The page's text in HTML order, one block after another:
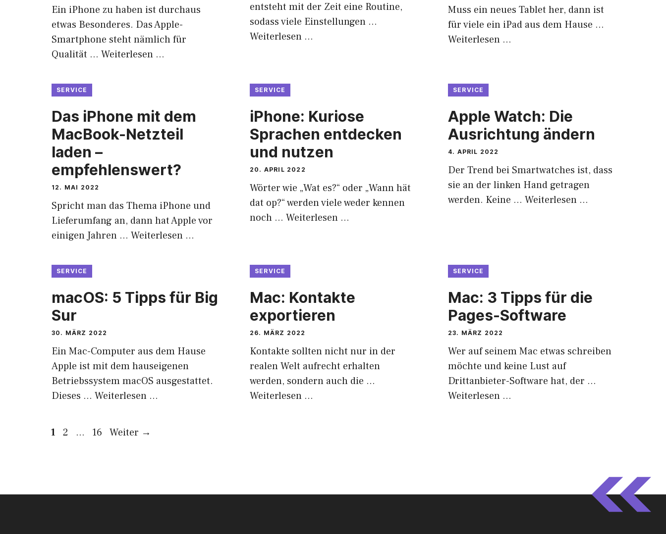
Ein iPhone zu haben ist durchaus
etwas Besonderes. Das Apple-
Smartphone steht nämlich für
Qualität … Weiterlesen …
entsteht mit der Zeit eine Routine,
sodass viele Einstellungen …
Weiterlesen …
Muss ein neues Tablet her, dann ist
für viele ein iPad aus dem Hause …
Weiterlesen …
SERVICE
Das iPhone mit dem
MacBook-Netzteil
laden –
empfehlenswert?
12. MAI 2022
Spricht man das Thema iPhone und
Lieferumfang an, dann hat Apple vor
einigen Jahren … Weiterlesen …
SERVICE
iPhone: Kuriose
Sprachen entdecken
und nutzen
20. APRIL 2022
Wörter wie „Wat es?“ oder „Wann hät
dat op?“ werden viele weder kennen
noch … Weiterlesen …
SERVICE
Apple Watch: Die
Ausrichtung ändern
4. APRIL 2022
Der Trend bei Smartwatches ist, dass
sie an der linken Hand getragen
werden. Keine … Weiterlesen …
SERVICE
macOS: 5 Tipps für Big
Sur
30. MÄRZ 2022
Ein Mac-Computer aus dem Hause
Apple ist mit dem hauseigenen
Betriebssystem macOS ausgestattet.
Dieses … Weiterlesen …
SERVICE
Mac: Kontakte
exportieren
26. MÄRZ 2022
Kontakte sollten nicht nur in der
realen Welt aufrecht erhalten
werden, sondern auch die …
Weiterlesen …
SERVICE
Mac: 3 Tipps für die
Pages-Software
23. MÄRZ 2022
Wer auf seinem Mac etwas schreiben
möchte und keine Lust auf
Drittanbieter-Software hat, der …
Weiterlesen …
Seite
1 Seite
2 … Seite
16 Weiter →